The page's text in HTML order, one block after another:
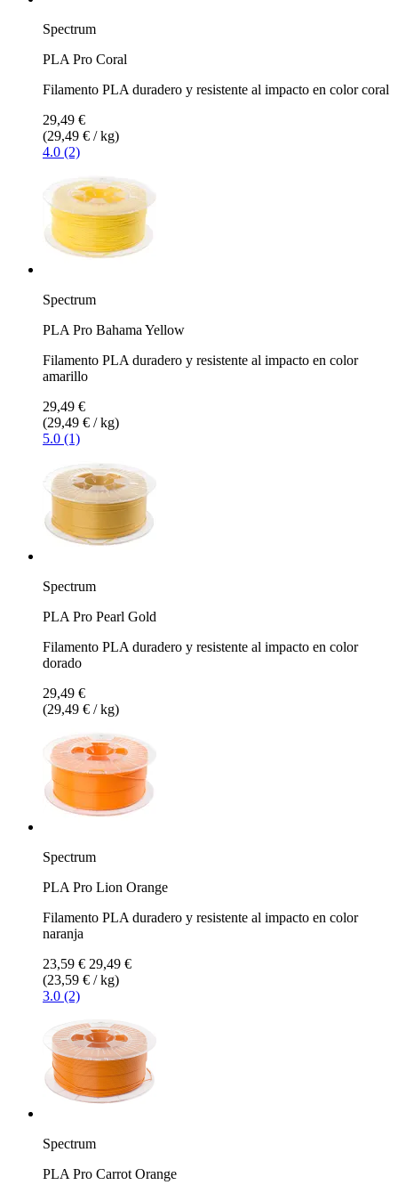
Spectrum
PLA Pro Coral
Filamento PLA duradero y resistente al impacto en color coral
29,49 €
(29,49 € / kg)
4.0 (2)
Spectrum
PLA Pro Bahama Yellow
Filamento PLA duradero y resistente al impacto en color
amarillo
29,49 €
(29,49 € / kg)
5.0 (1)
Spectrum
PLA Pro Pearl Gold
Filamento PLA duradero y resistente al impacto en color
dorado
29,49 €
(29,49 € / kg)
Spectrum
PLA Pro Lion Orange
Filamento PLA duradero y resistente al impacto en color
naranja
23,59 € 29,49 €
(23,59 € / kg)
3.0 (2)
Spectrum
PLA Pro Carrot Orange